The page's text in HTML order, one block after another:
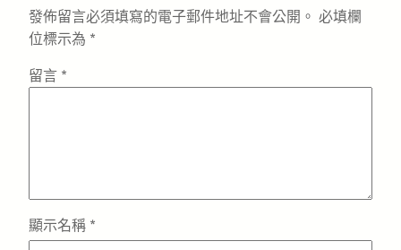
發佈留言必須填寫的電子郵件地址不會公開。 必填欄
位標示為 *
留言 *
顯示名稱 *